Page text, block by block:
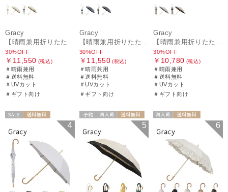
Gracy
【晴雨兼用折りたたみ日傘】グレイシー (Gracy) Natural frill 遮光99% 遮熱 UV99％ 簡単開閉
30%OFF
￥11,550 (税込)
＃晴雨兼用
＃送料無料
＃UVカット
＃ギフト向け
Gracy
【晴雨兼用折りたたみ日傘】グレイシー (Gracy) Denim frill 遮光99% 遮熱 UV99％ 簡単開閉
30%OFF
￥11,550 (税込)
＃晴雨兼用
＃送料無料
＃UVカット
＃ギフト向け
Gracy
【晴雨兼用折りたたみ日傘】グレイシー (Gracy) Leopard Back Print 一級遮光99.99% 遮熱 UV99％ 簡単開閉
30%OFF
￥10,780 (税込)
＃晴雨兼用
＃送料無料
＃UVカット
＃ギフト向け
ギフト向け
4
送料無料
ギフト向け
5
ギフト向け
6